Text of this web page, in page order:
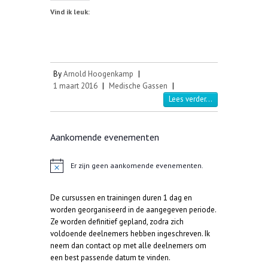
Vind ik leuk:
ByArnold Hoogenkamp |
1 maart 2016 | Medische Gassen |
Lees verder...
Aankomende evenementen
c
h
t
Er zijn geen aankomende evenementen.
De cursussen en trainingen duren 1 dag en
worden georganiseerd in de aangegeven periode.
Ze worden definitief gepland, zodra zich
voldoende deelnemers hebben ingeschreven. Ik
neem dan contact op met alle deelnemers om
een best passende datum te vinden.